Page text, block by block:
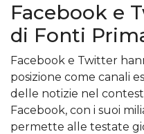
Facebook e
di Fonti
Facebook e Twitter
posizione come canali
delle notizie nel
Facebook, con i suoi
permette alle testate